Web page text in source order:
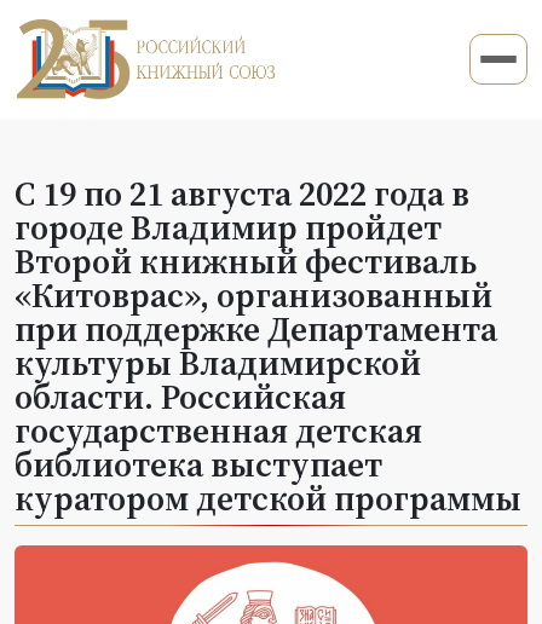
С 19 по 21 августа 2022 года в
городе Владимир пройдет
Второй книжный фестиваль
«Китоврас», организованный
при поддержке Департамента
культуры Владимирской
области. Российская
государственная детская
библиотека выступает
куратором детской программы